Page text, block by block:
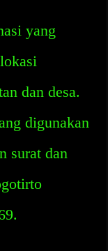
yang
dan desa.
digunakan
surat dan